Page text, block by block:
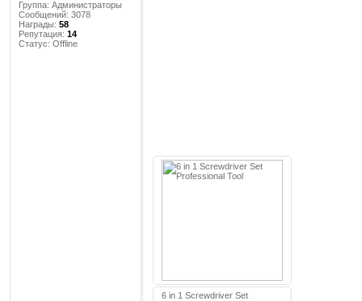
Группа: Администраторы
Сообщений: 3078
Награды: 58
Репутация: 14
Статус: Offline
6 in 1 Screwdriver Set